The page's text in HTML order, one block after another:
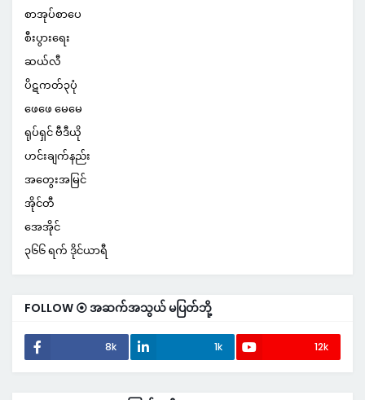
စာအုပ်စာပေ
စီးပွားရေး
ဆယ်လီ
ပိဋကတ်၃ပုံ
ဖေဖေ မေမေ
ရုပ်ရှင် ဗီဒီယို
ဟင်းချက်နည်း
အတွေးအမြင်
အိုင်တီ
အေအိုင်
၃၆၆ ရက် ဒိုင်ယာရီ
FOLLOW ⦿ အဆက်အသွယ် မပြတ်ဘို့
8k 1k 12k